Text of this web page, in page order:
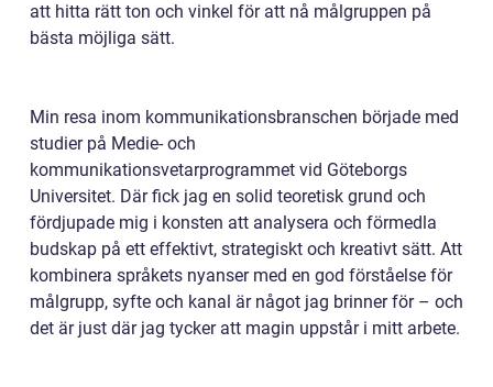
att hitta rätt ton och vinkel för att nå målgruppen på
bästa möjliga sätt.
Min resa inom kommunikationsbranschen började med
studier på Medie- och
kommunikationsvetarprogrammet vid Göteborgs
Universitet. Där fick jag en solid teoretisk grund och
fördjupade mig i konsten att analysera och förmedla
budskap på ett effektivt, strategiskt och kreativt sätt. Att
kombinera språkets nyanser med en god förståelse för
målgrupp, syfte och kanal är något jag brinner för – och
det är just där jag tycker att magin uppstår i mitt arbete.